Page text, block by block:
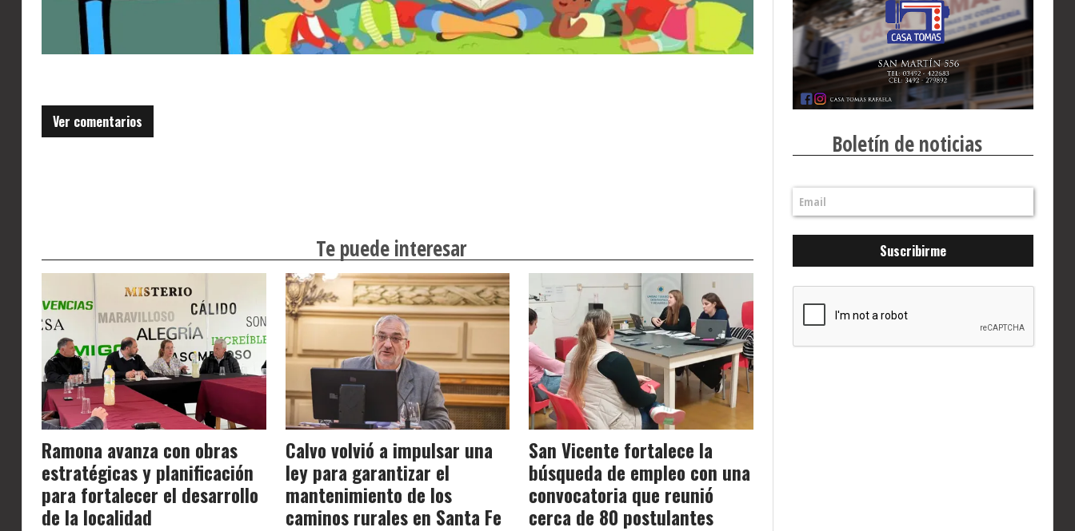
Ver comentarios
Te puede interesar
Ramona avanza con obras
estratégicas y planificación
para fortalecer el desarrollo
de la localidad
Calvo volvió a impulsar una
ley para garantizar el
mantenimiento de los
caminos rurales en Santa Fe
San Vicente fortalece la
búsqueda de empleo con una
convocatoria que reunió
cerca de 80 postulantes
Boletín de noticias
Suscribirme